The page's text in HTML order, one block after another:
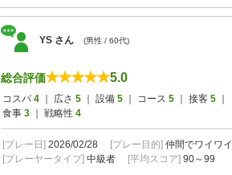
YS さん (男性 / 60代)
総合評価 5.0
コスパ 4 ｜ 広さ 5 ｜ 設備 5 ｜ コース 5 ｜ 接客 5
食事 3 ｜ 戦略性 4
[プレー日] 2026/02/28 [プレー目的] 仲間でワイワイ
[プレーヤータイプ] 中級者 [平均スコア] 90～99